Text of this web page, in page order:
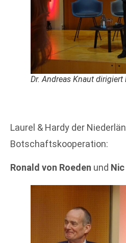
Dr. Andreas Knaut
Laurel & Hardy der
Botschaftskooperation:
Ronald von Roeden und